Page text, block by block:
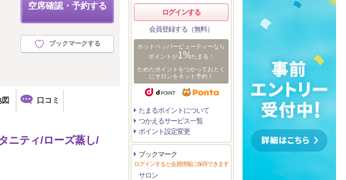
空席確認・予約する
ブックマークする
図 口コミ
ニティ/ローズ蒸し/
ログインする
会員登録する（無料）
ホットペッパービューティーなら
ポイントが1%たまる！
ためたポイントをつかっておとく
にサロンをネット予約！
たまるポイントについて
つかえるサービス一覧
ポイント設定変更
ブックマーク
ログインすると会員情報に保存できます
サロン